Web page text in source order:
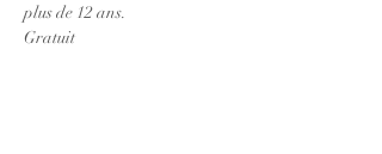
plus de 12 ans.
Gratuit